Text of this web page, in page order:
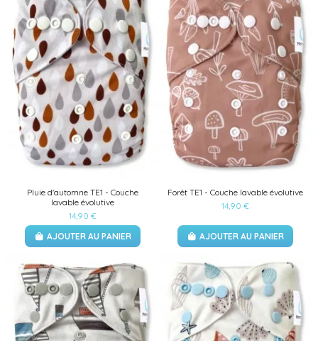
Pluie d'automne TE1 - Couche
lavable évolutive
14,90 €
AJOUTER AU PANIER
Forêt TE1 - Couche lavable évolutive
14,90 €
AJOUTER AU PANIER